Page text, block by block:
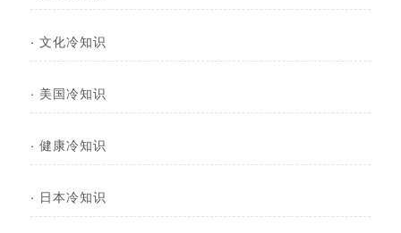
· 文化冷知识
· 美国冷知识
· 健康冷知识
· 日本冷知识